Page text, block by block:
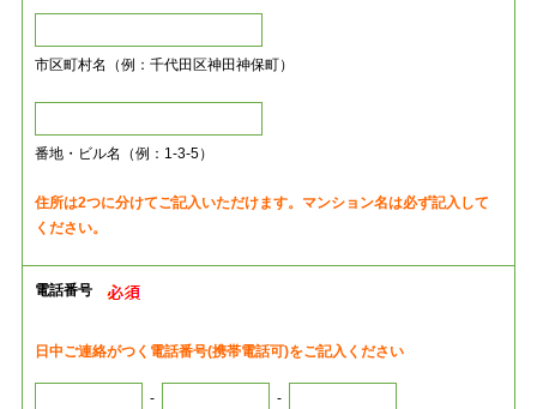
市区町村名（例：千代田区神田神保町）
番地・ビル名（例：1-3-5）
住所は2つに分けてご記入いただけます。マンション名は必ず記入して
ください。
電話番号
日中ご連絡がつく電話番号(携帯電話可)をご記入ください
- -